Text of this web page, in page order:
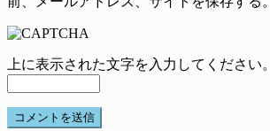
上に表示された文字を入力してください。